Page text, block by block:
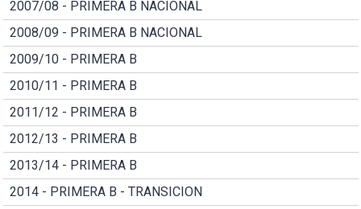
2007/08 - PRIMERA B NACIONAL
2008/09 - PRIMERA B NACIONAL
2009/10 - PRIMERA B
2010/11 - PRIMERA B
2011/12 - PRIMERA B
2012/13 - PRIMERA B
2013/14 - PRIMERA B
2014 - PRIMERA B - TRANSICION